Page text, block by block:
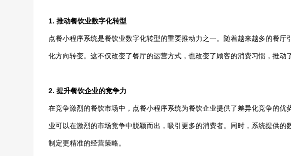
1. 推动餐饮业数字化转型
点餐小程序系统是餐饮业数字化转型的重要推动力之一。随着越来越多的餐
化方向转变。这不仅改变了餐厅的运营方式，也改变了顾客的消费习惯，推动
2. 提升餐饮企业的竞争力
在竞争激烈的餐饮市场中，点餐小程序系统为餐饮企业提供了差异化竞争的
业可以在激烈的市场竞争中脱颖而出，吸引更多的消费者。同时，系统提供的
制定更精准的经营策略。